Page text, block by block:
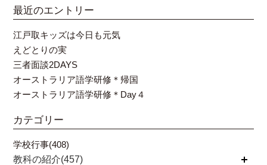
最近のエントリー
江戸取キッズは今日も元気
えどとりの実
三者面談2DAYS
オーストラリア語学研修＊帰国
オーストラリア語学研修＊Day４
カテゴリー
学校行事(408)
教科の紹介(457)
開く